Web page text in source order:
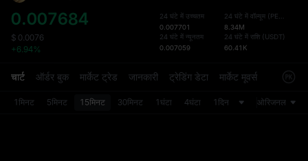
AAOI
SKYAI
को
0.007684
$ 0.0076
+6.94%
24 घंटे में उच्चतम
0.007701
24 घंटे में न्यूनतम
0.007059
24 घंटे में वॉल्यूम (PEOPLE
8.34M
24 घंटे में राशि (USDT)
60.41K
चार्ट ऑर्डर बुक मार्केट ट्रेड जानकारी ट्रेडिंग डेटा मार्केट मूवर्स
1मिनट 5मिनट 15मिनट 30मिनट 1घंटा 4घंटा 1दिन ओरिजनल